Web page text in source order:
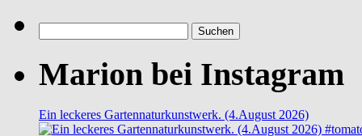
nach:
Marion bei Instagram
Ein leckeres Gartennaturkunstwerk. (4.August 2026)